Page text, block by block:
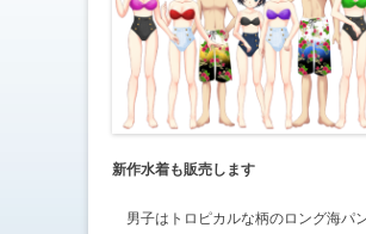
新作水着も販売します
男子はトロピカルな柄のロング海パ